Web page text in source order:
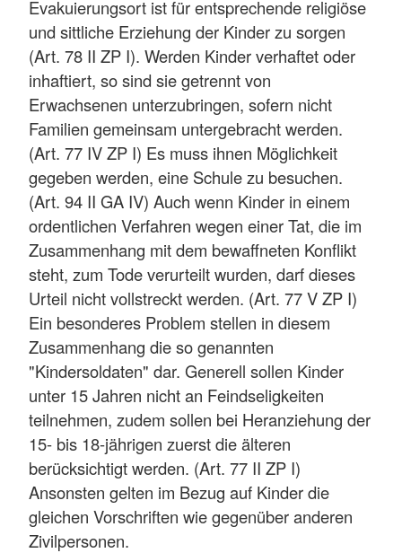
Evakuierungsort ist für entsprechende religiöse
und sittliche Erziehung der Kinder zu sorgen
(Art. 78 II ZP I). Werden Kinder verhaftet oder
inhaftiert, so sind sie getrennt von
Erwachsenen unterzubringen, sofern nicht
Familien gemeinsam untergebracht werden.
(Art. 77 IV ZP I) Es muss ihnen Möglichkeit
gegeben werden, eine Schule zu besuchen.
(Art. 94 II GA IV) Auch wenn Kinder in einem
ordentlichen Verfahren wegen einer Tat, die im
Zusammenhang mit dem bewaffneten Konflikt
steht, zum Tode verurteilt wurden, darf dieses
Urteil nicht vollstreckt werden. (Art. 77 V ZP I)
Ein besonderes Problem stellen in diesem
Zusammenhang die so genannten
"Kindersoldaten" dar. Generell sollen Kinder
unter 15 Jahren nicht an Feindseligkeiten
teilnehmen, zudem sollen bei Heranziehung der
15- bis 18-jährigen zuerst die älteren
berücksichtigt werden. (Art. 77 II ZP I)
Ansonsten gelten im Bezug auf Kinder die
gleichen Vorschriften wie gegenüber anderen
Zivilpersonen.